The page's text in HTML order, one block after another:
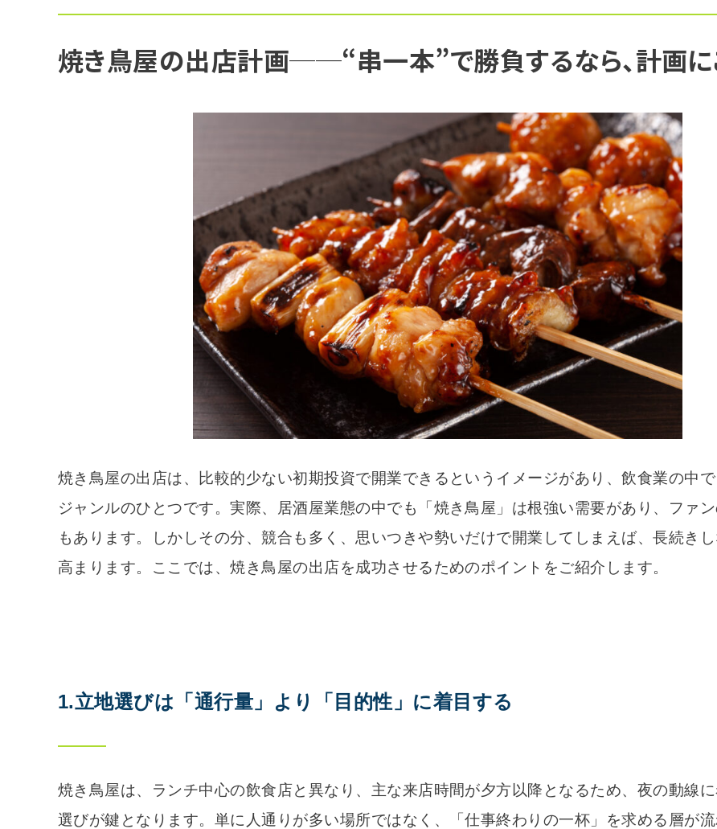
焼き鳥屋の出店計画──“串一本”で勝負するなら、計画に
焼き鳥屋の出店は、比較的少ない初期投資で開業できるというイメージがあり、飲食業の中
ジャンルのひとつです。実際、居酒屋業態の中でも「焼き鳥屋」は根強い需要があり、ファ
もあります。しかしその分、競合も多く、思いつきや勢いだけで開業してしまえば、長続き
高まります。ここでは、焼き鳥屋の出店を成功させるためのポイントをご紹介します。
1.立地選びは「通行量」より「目的性」に着目する
焼き鳥屋は、ランチ中心の飲食店と異なり、主な来店時間が夕方以降となるため、夜の動線
選びが鍵となります。単に人通りが多い場所ではなく、「仕事終わりの一杯」を求める層が